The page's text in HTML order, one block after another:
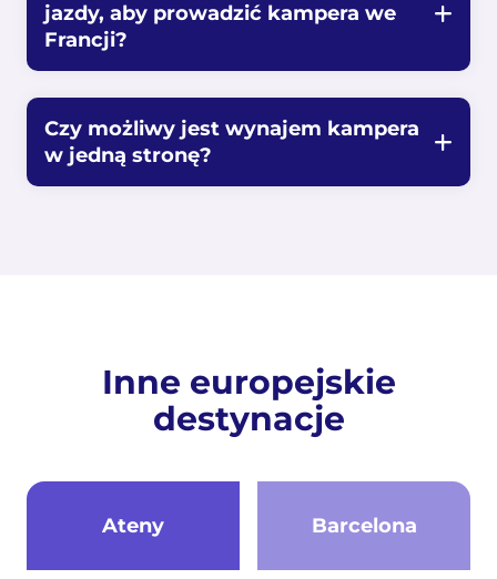
jazdy, aby prowadzić kampera we
Francji?
Czy możliwy jest wynajem kampera
w jedną stronę?
Inne europejskie
destynacje
Ateny Barcelona